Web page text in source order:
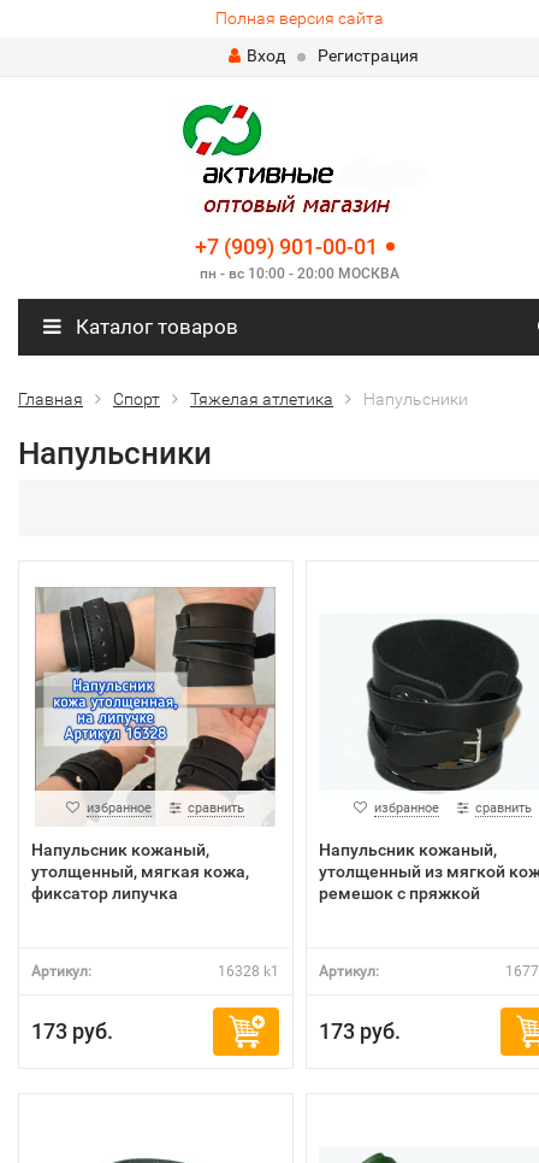
Полная версия сайта
Вход
Регистрация
+7 (909) 901-00-01
пн - вс 10:00 - 20:00 МОСКВА
Каталог товаров
Главная Спорт Тяжелая атлетика Напульсники
Напульсники
избранное сравнить
Напульсник кожаный,
утолщенный, мягкая кожа,
фиксатор липучка
Артикул: 16328 k1
173 руб.
избранное сравнить
Напульсник кожаный,
утолщенный из мягкой
ремешок с пряжкой
Артикул:
173 руб.